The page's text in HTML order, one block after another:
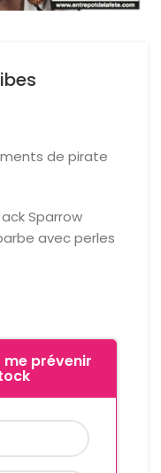
de pirate
Sparrow
avec perles
prévenir